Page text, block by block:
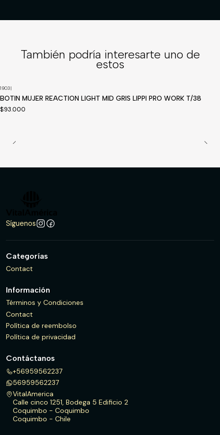
También podría interesarte uno de
estos
1903|
BOTIN MUJER REACTION LIGHT MID GRIS LIPPI PRO WORK T/38
$93.000
Síguenos
Categorías
Contact
Información
Términos y Condiciones
Contact
Política de reembolso
Política de privacidad
Contáctanos
+56959562237
56959562237
VitalAmerica
Calle cinco 1251, Bodega 5 Edificio 2
Coquimbo - Coquimbo
Coquimbo - Chile